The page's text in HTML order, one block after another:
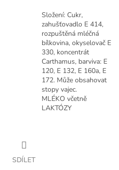
Složení: Cukr,
zahušťovadlo E 414,
rozpuštěná mléčná
bílkovina, okyselovač E
330, koncentrát
Carthamus, barviva: E
120, E 132, E 160a, E
172. Může obsahovat
stopy vajec.
MLÉKO včetně
LAKTÓZY
SDÍLET